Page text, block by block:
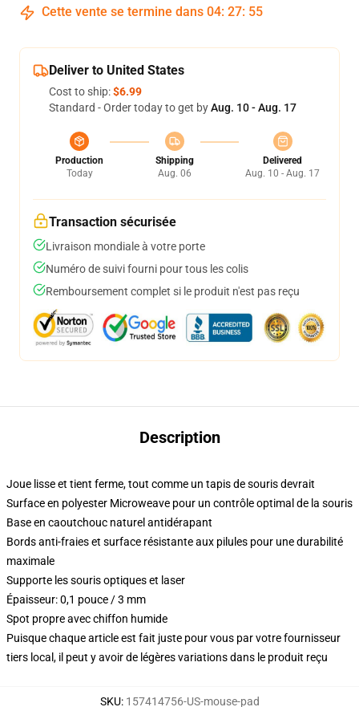
Cette vente se termine dans 04: 27: 54
Deliver to United States
Cost to ship:$6.99
Standard - Order today to get byAug. 10 - Aug. 17
Production
Today
Shipping
Aug. 06
Delivered
Aug. 10 - Aug. 17
Transaction sécurisée
Livraison mondiale à votre porte
Numéro de suivi fourni pour tous les colis
Remboursement complet si le produit n'est pas reçu
Description
Joue lisse et tient ferme, tout comme un tapis de souris devrait
Surface en polyester Microweave pour un contrôle optimal de la souris
Base en caoutchouc naturel antidérapant
Bords anti-fraies et surface résistante aux pilules pour une durabilité
maximale
Supporte les souris optiques et laser
Épaisseur: 0,1 pouce / 3 mm
Spot propre avec chiffon humide
Puisque chaque article est fait juste pour vous par votre fournisseur
tiers local, il peut y avoir de légères variations dans le produit reçu
SKU: 157414756-US-mouse-pad